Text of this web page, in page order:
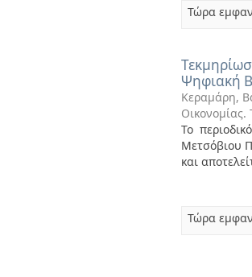
Τώρα
Ψηφιακή
Κεραμάρη,
Το
Μετσόβιου
και
Τώρα